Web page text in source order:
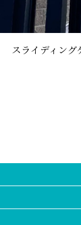
スライディン